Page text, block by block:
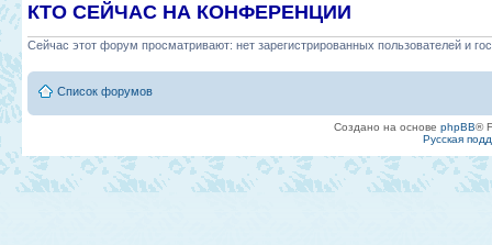
КТО СЕЙЧАС НА КОНФЕРЕНЦИИ
Сейчас этот форум просматривают: нет зарегистрированных пользователей и
Список форумов
Создано на основе phpBB®
Русская